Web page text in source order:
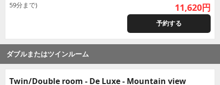
59分まで)
11,620円
予約する
ダブルまたはツインルーム
Twin/Double room - De Luxe - Mountain view